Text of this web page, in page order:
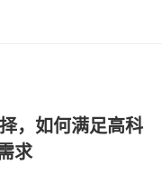
，如何满足高科
求